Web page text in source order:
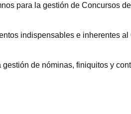
para la gestión de Concursos de
indispensables e inherentes al
gestión de nóminas, finiquitos y